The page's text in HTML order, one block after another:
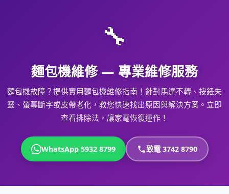
🔧
麵包機維修 — 專業維修服務
麵包機故障？提供實用麵包機維修指南！針對馬達不轉、按鈕失
靈、螢幕斷字或皮帶老化，教您快速找出原因與解決方案。立即
查看排除法，讓家電恢復運作！
WhatsApp 5932 8799 致電 3742 8790